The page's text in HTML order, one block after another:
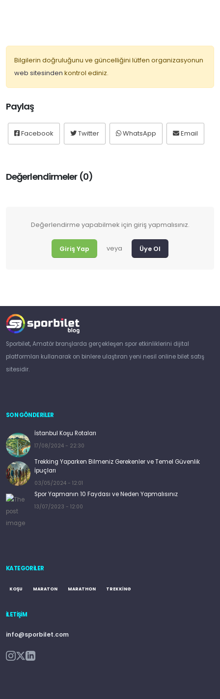
Bilgilerin doğruluğunu ve güncelliğini lütfen organizasyonun
web sitesinden kontrol ediniz.
Paylaş
Facebook Twitter WhatsApp Email
Değerlendirmeler (0)
Değerlendirme yapabilmek için giriş yapmalısınız.
Giriş Yap veya Üye Ol
Sporbilet, Amatör branşlarda gerçekleşen spor etkinliklerini dijital
platformları kullanarak on binlere ulaştıran yeni nesil online bilet satış
sitesidir.
SON GÖNDERİLER
İstanbul Koşu Rotaları
17/08/2024 - 22:30
Trekking Yaparken Bilmeniz Gerekenler ve Temel Güvenlik
İpuçları
03/05/2024 - 12:01
Spor Yapmanın 10 Faydası ve Neden Yapmalısınız
13/07/2023 - 12:00
KATEGORILER
KOŞU MARATON MARATHON TREKKING
İLETIŞIM
info@sporbilet.com